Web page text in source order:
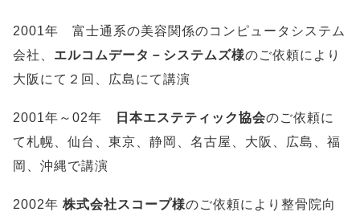
2001年 富士通系の美容関係のコンピュータシステム
会社、 エルコムデータ－システムズ様のご依頼により
大阪にて２回、広島にて講演
2001年～02年 日本エステティック協会のご依頼に
て札幌、仙台、東京、静岡、名古屋、大阪、広島、福
岡、沖縄で講演
2002年 株式会社スコープ様のご依頼により整骨院向